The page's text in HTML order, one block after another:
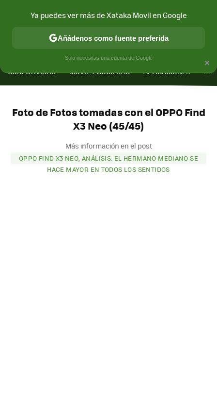
CONECTIVIDAD MÓVIL Y SOCIEDAD APLICACIONES
Foto de Fotos tomadas con el OPPO Find
X3 Neo (45/45)
Más información en el post
OPPO FIND X3 NEO, ANÁLISIS: EL HERMANO MEDIANO SE
HACE MAYOR EN TODOS LOS SENTIDOS
×
Ya puedes ver más de Xataka Movil en Google
Añádenos como fuente preferida
Solo necesitas una cuenta de Google